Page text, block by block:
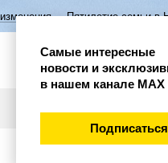
семьи в Нижегородской
Самые интересные
новости и
в нашем канале МАХ
Подписаться